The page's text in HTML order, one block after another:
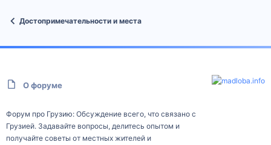
Достопримечательности и места
О форуме
Форум про Грузию: Обсуждение всего, что связано с
Грузией. Задавайте вопросы, делитесь опытом и
получайте советы от местных жителей и